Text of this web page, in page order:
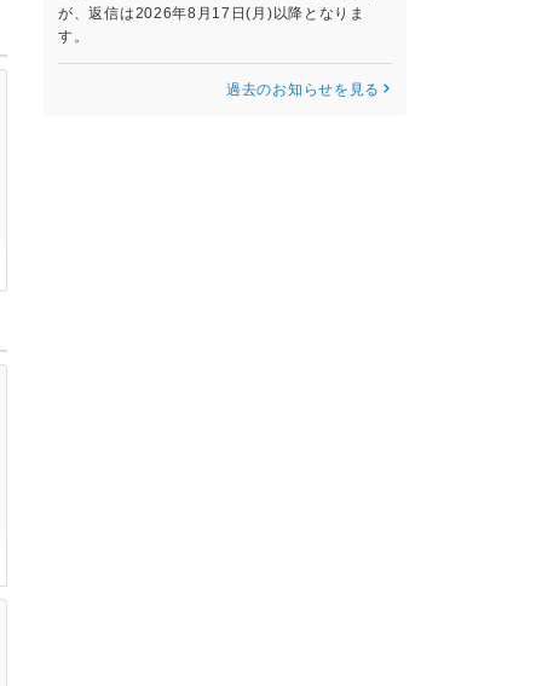
が、返信は2026年8月17日(月)以降となりま
す。
過去のお知らせを見る